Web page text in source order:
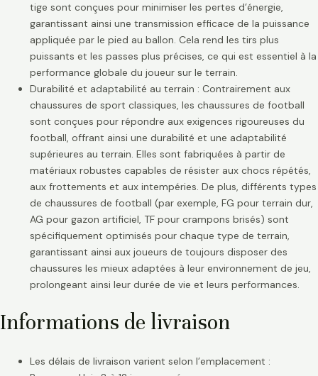
tige sont conçues pour minimiser les pertes d’énergie,
garantissant ainsi une transmission efficace de la puissance
appliquée par le pied au ballon. Cela rend les tirs plus
puissants et les passes plus précises, ce qui est essentiel à la
performance globale du joueur sur le terrain.
Durabilité et adaptabilité au terrain : Contrairement aux
chaussures de sport classiques, les chaussures de football
sont conçues pour répondre aux exigences rigoureuses du
football, offrant ainsi une durabilité et une adaptabilité
supérieures au terrain. Elles sont fabriquées à partir de
matériaux robustes capables de résister aux chocs répétés,
aux frottements et aux intempéries. De plus, différents types
de chaussures de football (par exemple, FG pour terrain dur,
AG pour gazon artificiel, TF pour crampons brisés) sont
spécifiquement optimisés pour chaque type de terrain,
garantissant ainsi aux joueurs de toujours disposer des
chaussures les mieux adaptées à leur environnement de jeu,
prolongeant ainsi leur durée de vie et leurs performances.
Informations de livraison
Les délais de livraison varient selon l’emplacement :